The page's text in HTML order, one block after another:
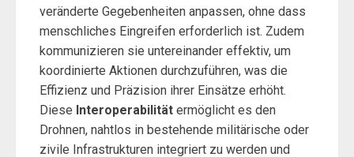
veränderte Gegebenheiten anpassen, ohne dass
menschliches Eingreifen erforderlich ist. Zudem
kommunizieren sie untereinander effektiv, um
koordinierte Aktionen durchzuführen, was die
Effizienz und Präzision ihrer Einsätze erhöht.
Diese Interoperabilität ermöglicht es den
Drohnen, nahtlos in bestehende militärische oder
zivile Infrastrukturen integriert zu werden und